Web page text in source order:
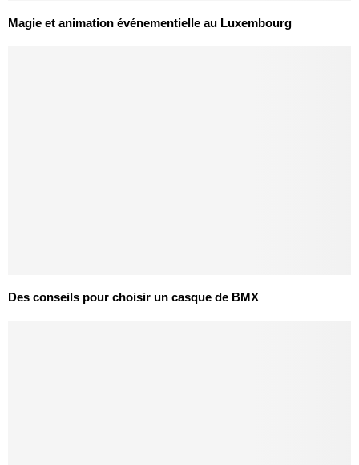
Magie et animation événementielle au Luxembourg
Des conseils pour choisir un casque de BMX